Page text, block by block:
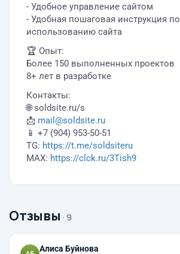
- Удобное управление сайтом
- Удобная пошаговая инструкция по
использованию сайта
🏆 Опыт:
Более 150 выполненных проектов
8+ лет в разработке
Контакты:
🌐 soldsite.ru/s
📩 mail@soldsite.ru
📱 +7 (904) 953-50-51
TG: https://t.me/soldsiteru
MAX: https://clck.ru/3Tish9
Отзывы · 9
Алиса Буйнова